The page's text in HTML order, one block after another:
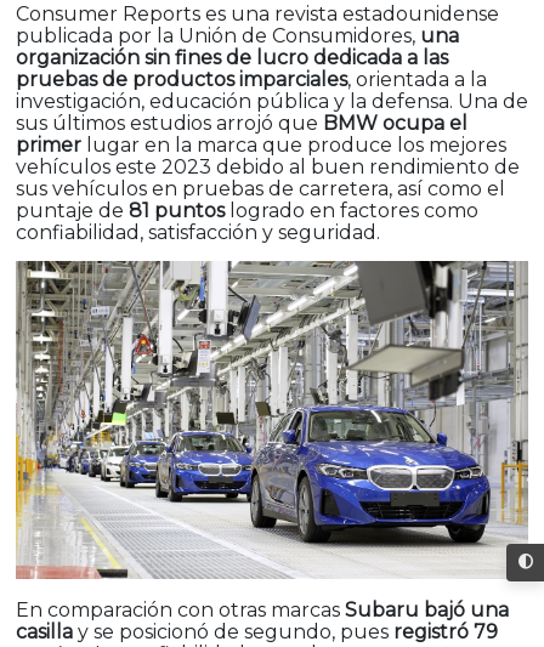
Consumer Reports es una revista estadounidense
publicada por la Unión de Consumidores, una
organización sin fines de lucro dedicada a las
pruebas de productos imparciales, orientada a la
investigación, educación pública y la defensa. Una de
sus últimos estudios arrojó que BMW ocupa el
primerlugar en la marca que produce los mejores
vehículos este 2023 debido al buen rendimiento de
sus vehículos en pruebas de carretera, así como el
puntaje de 81 puntoslogrado en factores como
confiabilidad, satisfacción y seguridad.
En comparación con otras marcas Subaru bajó una
casilla y se posicionó de segundo, pues registró 79